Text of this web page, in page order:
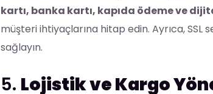
kartı, banka kartı, kapıda ödeme ve
müşteri ihtiyaçlarına hitap edin. Ayrıca,
sağlayın.
5. Lojistik ve Kargo